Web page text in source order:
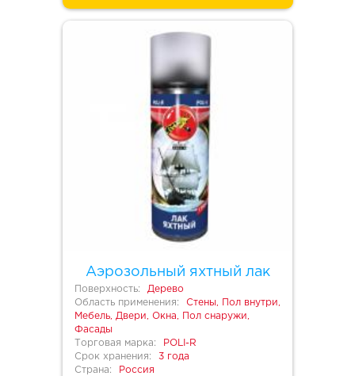
Аэрозольный яхтный лак
Поверхность:
Дерево
Область применения:
Стены, Пол внутри,
Мебель, Двери, Окна, Пол снаружи,
Фасады
Торговая марка:
POLI-R
Срок хранения:
3 года
Страна:
Россия